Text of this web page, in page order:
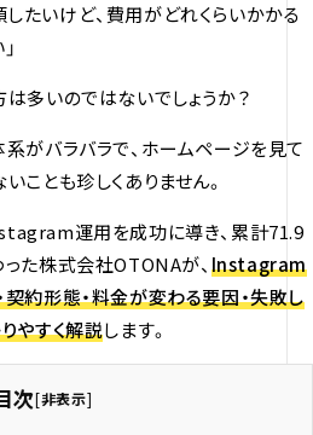
たいけど、費用がどれくらいかかる
多いのではないでしょうか？
がバラバラで、ホームページを見て
ことも珍しくありません。
運用を成功に導き、累計71.9
た株式会社OTONAが、Instagram
約形態・料金が変わる要因・失敗し
やすく解説します。
次[非表示]